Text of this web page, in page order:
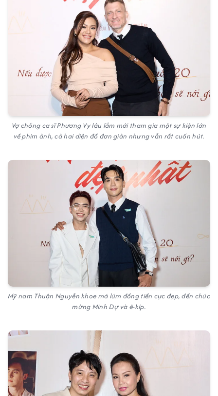
Vợ chồng ca sĩ Phương Vy lâu lắm mới tham gia một sự kiện lớn
về phim ảnh, cả hai diện đồ đơn giản nhưng vẫn rất cuốn hút.
Mỹ nam Thuận Nguyễn khoe má lúm đồng tiền cực đẹp, đến chúc
mừng Minh Dự và ê-kíp.